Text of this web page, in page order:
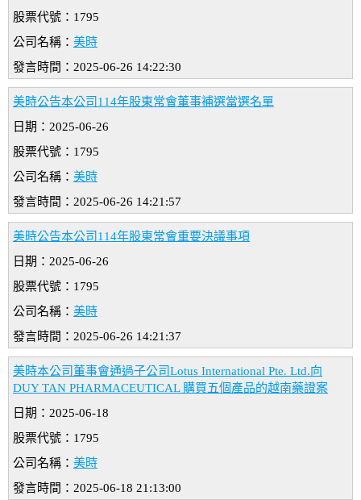
股票代號：1795
公司名稱： 美時
發言時間：2025-06-26 14:22:30
美時公告本公司114年股東常會董事補選當選名單
日期：2025-06-26
股票代號：1795
公司名稱： 美時
發言時間：2025-06-26 14:21:57
美時公告本公司114年股東常會重要決議事項
日期：2025-06-26
股票代號：1795
公司名稱： 美時
發言時間：2025-06-26 14:21:37
美時本公司董事會通過子公司Lotus International Pte. Ltd.向
DUY TAN PHARMACEUTICAL 購買五個產品的越南藥證案
日期：2025-06-18
股票代號：1795
公司名稱： 美時
發言時間：2025-06-18 21:13:00